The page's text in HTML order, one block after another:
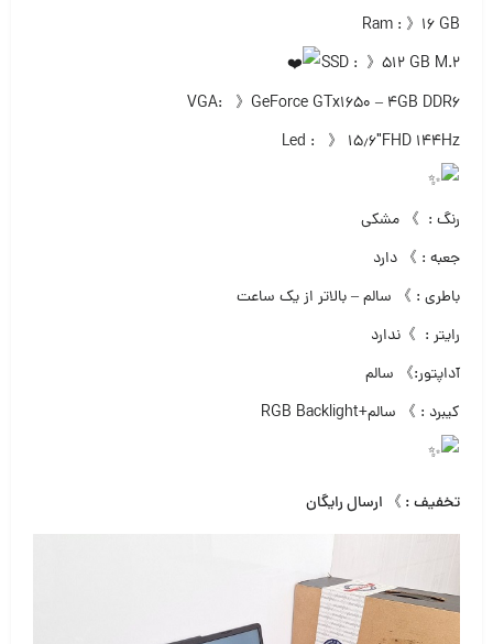
Ram : 》۱۶ GB
SSD : 》۵۱۲ GB M.2
VGA: 》GeForce GTx1650 – 4GB DDR6
Led : 》 ۱۵٫۶″FHD 144Hz
رنگ : 》 مشکی
جعبه : 》 دارد
باطری : 》 سالم – بالاتر از یک ساعت
رایتر : 》ندارد
آداپتور:》 سالم
کیبرد : 》 سالم+RGB Backlight
تخفیف : 》 ارسال رایگان